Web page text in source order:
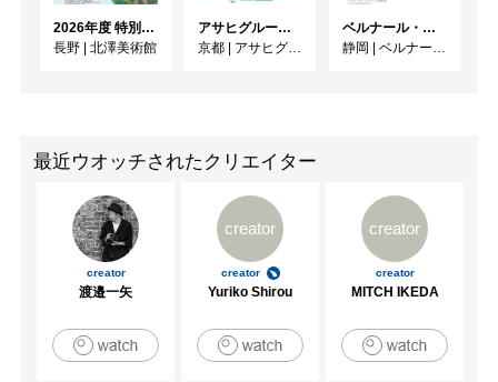
2026年度 特別展「ガレとドーム、アール･ヌーヴォーのガラス 水辺のやすらぎ、海の神秘」
長野 | 北澤美術館
アサヒグループ大山崎山荘美術館 開館30周年記念展「没後100年 クロード・モネ」
京都 | アサヒグループ大山崎山荘美術館
ベルナール・ビュフェと写真 ーカメラがとらえたビュフェとその時代、そして21 世紀へ
静岡 | ベルナール・ビュフェ美術館
最近ウオッチされたクリエイター
creator
渡邉一矢
creator
creator
Yuriko Shirou
creator
creator
MITCH IKEDA